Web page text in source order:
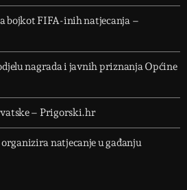
bojkot FIFA-inih natjecanja –
nagrada i javnih priznanja Općine
– Prigorski.hr
natjecanje u gađanju